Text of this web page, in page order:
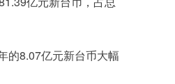
亿元新台币，占总
的8.07亿元新台币大幅